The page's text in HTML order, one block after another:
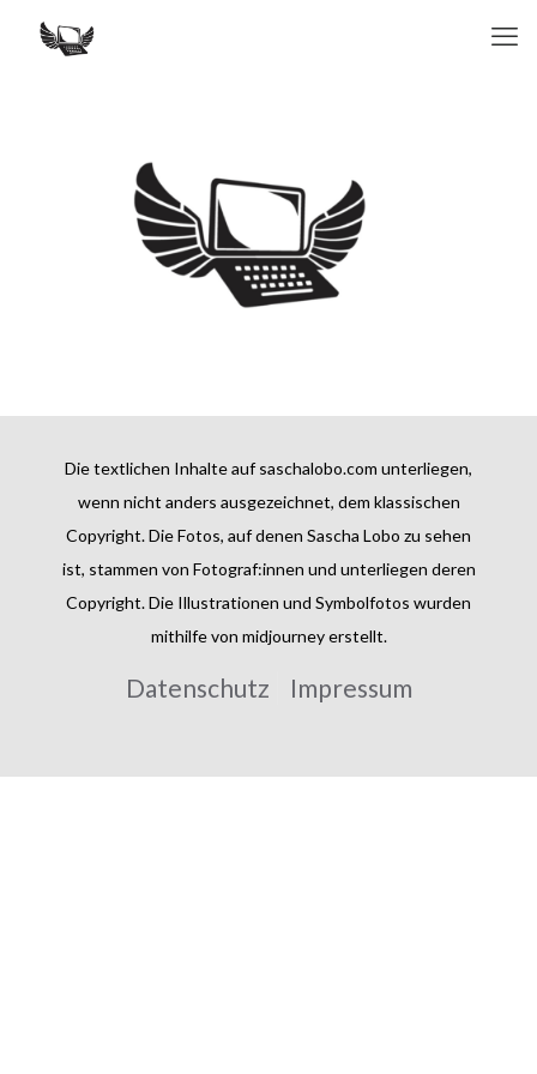
Die textlichen Inhalte auf saschalobo.com unterliegen,
wenn nicht anders ausgezeichnet, dem klassischen
Copyright. Die Fotos, auf denen Sascha Lobo zu sehen
ist, stammen von Fotograf:innen und unterliegen deren
Copyright. Die Illustrationen und Symbolfotos wurden
mithilfe von midjourney erstellt.
Datenschutz Impressum